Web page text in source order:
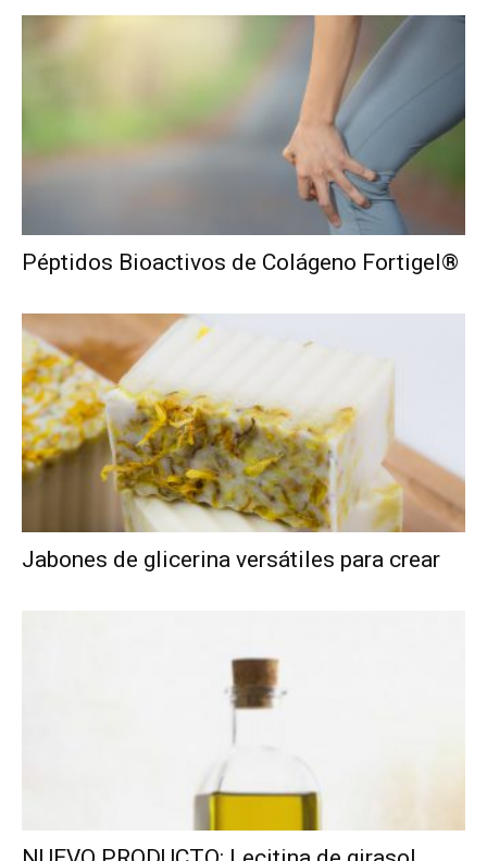
Péptidos Bioactivos de Colágeno Fortigel®
Jabones de glicerina versátiles para crear